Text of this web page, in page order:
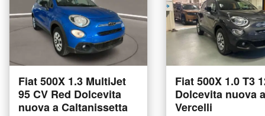
Fiat 500X 1.3 MultiJet
95 CV Red Dolcevita
nuova a Caltanissetta
Fiat 500X 1.0 T3
Dolcevita nuova a
Vercelli